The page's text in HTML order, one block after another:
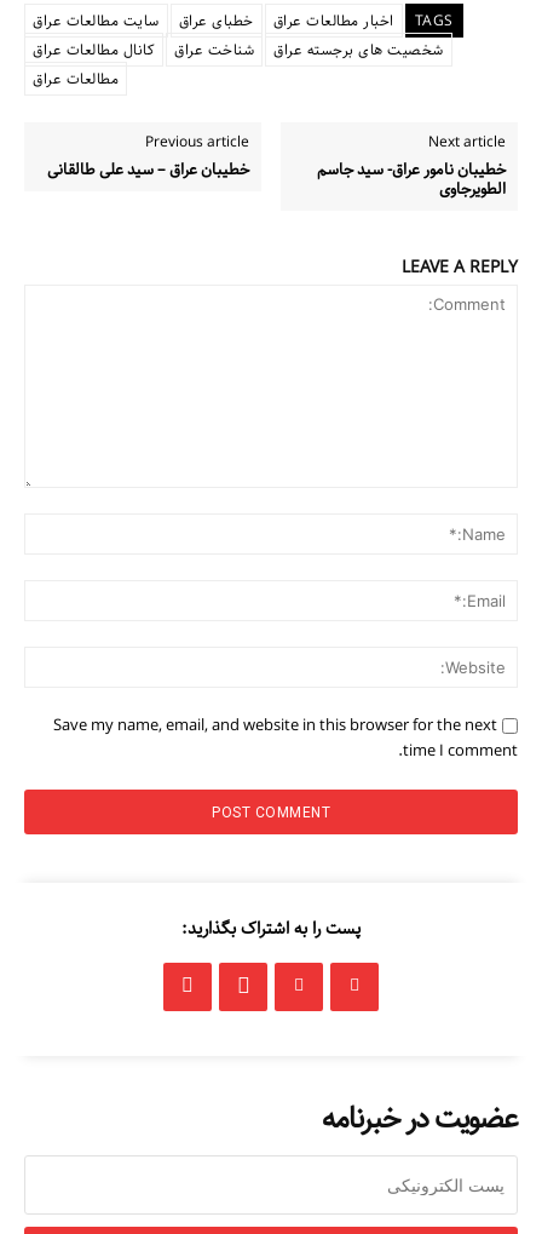
TAGS اخبار مطالعات عراق خطبای عراق
سایت مطالعات عراق
شخصیت های برجسته عراق
شناخت عراق
کانال مطالعات عراق
مطالعات عراق
Previous article
خطیبان عراق – سید علی طالقانی
Next article
خطیبان نامور عراق- سید جاسم
الطویرجاوی
LEAVE A REPLY
Save my name, email, and website in this browser for the next
time I comment.
پست را به اشتراک بگذارید:
عضویت در خبرنامه